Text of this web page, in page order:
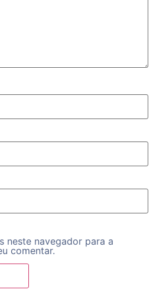
neste navegador para a
comentar.